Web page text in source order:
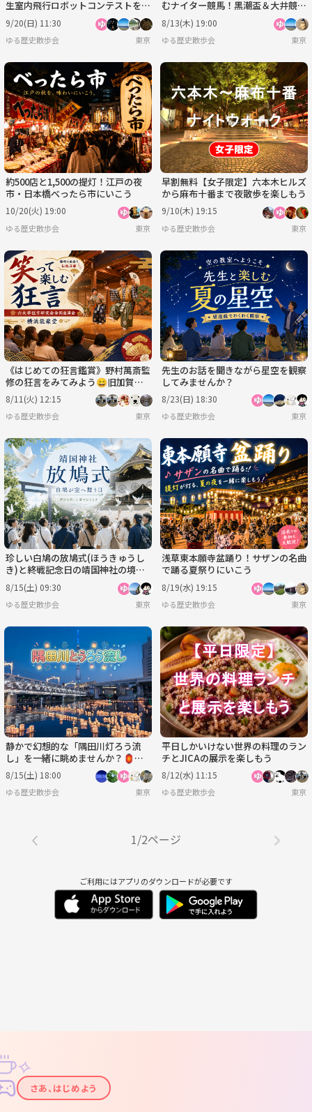
生室内飛行ロボットコンテストを観
戦しよう
9/20(日) 11:30
ゆる歴史散歩会 東京
むナイター競馬！黒潮盃＆大井競馬
場グルメを満喫
8/13(木) 19:00
ゆる歴史散歩会 東京
約500店と1,500の提灯！江戸の夜
市・日本橋べったら市にいこう
10/20(火) 19:00
ゆる歴史散歩会 東京
早割無料【女子限定】六本木ヒルズ
から麻布十番まで夜散歩を楽しもう
9/10(木) 19:15
ゆる歴史散歩会 東京
《はじめての狂言鑑賞》野村萬斎監
修の狂言をみてみよう😄旧加賀藩
主前田家の能舞台♪
8/11(火) 12:15
ゆる歴史散歩会 東京
先生のお話を聞きながら星空を観察
してみませんか？
8/23(日) 18:30
ゆる歴史散歩会 東京
珍しい白鳩の放鳩式(ほうきゅうし
き)と終戦記念日の靖国神社の境内
散策をしよう！
8/15(土) 09:30
ゆる歴史散歩会 東京
浅草東本願寺盆踊り！サザンの名曲
で踊る夏祭りにいこう
8/19(水) 19:15
ゆる歴史散歩会 東京
静かで幻想的な「隅田川灯ろう流
し」を一緒に眺めませんか？🏮🏮
🌙
8/15(土) 18:00
ゆる歴史散歩会 東京
平日しかいけない世界の料理のラン
チとJICAの展示を楽しもう
8/12(水) 11:15
ゆる歴史散歩会 東京
1/2ページ
ご利用にはアプリのダウンロードが必要です
✦
✧
さあ、はじめよう